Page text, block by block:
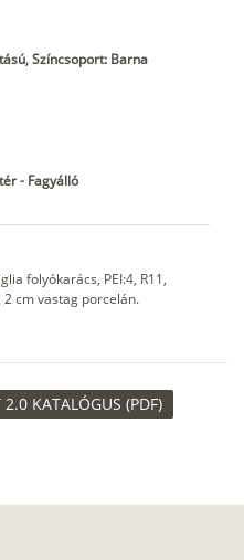
Színcsoport: Barna
- Fagyálló
folyókarács, PEI:4, R11,
2 cm vastag porcelán.
2.0 KATALÓGUS (PDF)